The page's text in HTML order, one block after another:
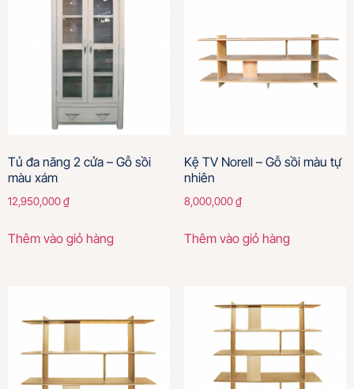
Tủ đa năng 2 cửa – Gỗ sồi
màu xám
12,950,000₫
Thêm vào giỏ hàng
Kệ TV Norell – Gỗ sồi màu tự
nhiên
8,000,000₫
Thêm vào giỏ hàng